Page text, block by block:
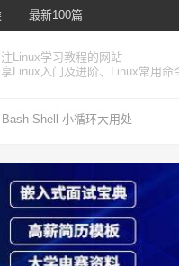
最新100篇
Linux学习教程的网站
Linux入门及进阶、Linux常用命
Bash Shell-小循环大用处